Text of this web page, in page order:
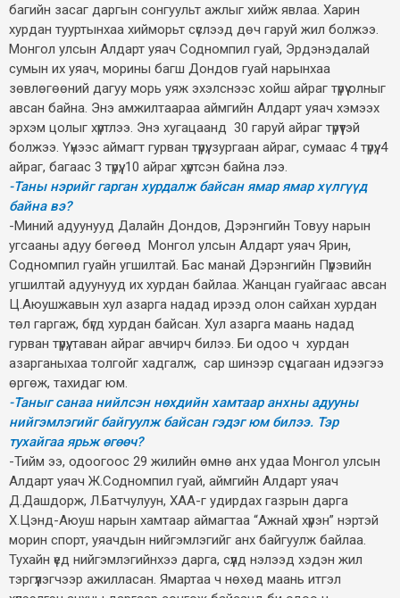
багийн засаг даргын сонгуульт ажлыг хийж явлаа. Харин
хурдан тууртынхаа хийморьт сүслээд дөч гаруй жил болжээ.
Монгол улсын Алдарт уяач Содномпил гуай, Эрдэнэдалай
сумын их уяач, морины багш Дондов гуай нарынхаа
зөвлөгөөний дагуу морь уяж эхэлснээс хойш айраг түрүү олныг
авсан байна. Энэ амжилтаараа аймгийн Алдарт уяач хэмээх
эрхэм цолыг хүртлээ. Энэ хугацаанд 30 гаруй айраг түрүүтэй
болжээ. Үүнээс аймагт гурван түрүү, зургаан айраг, сумаас 4 түрүү, 4
айраг, багаас 3 түрүү, 10 айраг хүртсэн байна лээ.
-Таны нэрийг гарган хурдалж байсан ямар ямар хүлгүүд
байна вэ?
-Миний адуунууд Далайн Дондов, Дэрэнгийн Товуу нарын
угсааны адуу бөгөөд Монгол улсын Алдарт уяач Ярин,
Содномпил гуайн угшилтай. Бас манай Дэрэнгийн Пүрэвийн
угшилтай адуунууд их хурдан байлаа. Жанцан гуайгаас авсан
Ц.Аюушжавын хул азарга надад ирээд олон сайхан хурдан
төл гаргаж, бүгд хурдан байсан. Хул азарга маань надад
гурван түрүү, таван айраг авчирч билээ. Би одоо ч хурдан
азарганыхаа толгойг хадгалж, сар шинээр сүү цагаан идээгээ
өргөж, тахидаг юм.
-Таныг санаа нийлсэн нөхдийн хамтаар анхны адууны
нийгэмлэгийг байгуулж байсан гэдэг юм билээ. Тэр
тухайгаа ярьж өгөөч?
-Тийм ээ, одоогоос 29 жилийн өмнө анх удаа Монгол улсын
Алдарт уяач Ж.Содномпил гуай, аймгийн Алдарт уяач
Д.Дашдорж, Л.Батчулуун, ХАА-г удирдах газрын дарга
Х.Цэнд-Аюуш нарын хамтаар аймагтаа “Ажнай хүрэн” нэртэй
морин спорт, уяачдын нийгэмлэгийг анх байгуулж байлаа.
Тухайн үед нийгэмлэгийнхээ дарга, сүүлд нэлээд хэдэн жил
тэргүүлэгчээр ажилласан. Ямартаа ч нөхөд маань итгэл